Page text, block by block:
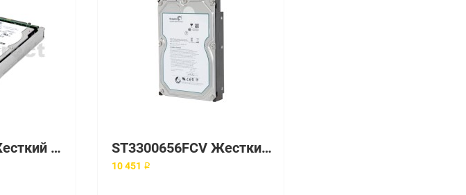
V3-2S10-900 Жесткий диск EMC 900 Гб 2.5" 10000 об/мин ST3300656FCV Жесткий диск Seagate 300 Гб 3.5" 15000 об/мин
10 451 ₽